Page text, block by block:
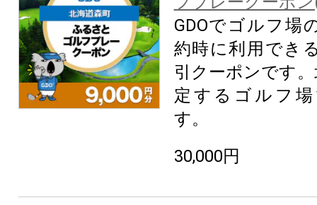
GDOでゴルフ場
約時に利用でき
引クーポンです
定するゴルフ
す。
30,000円